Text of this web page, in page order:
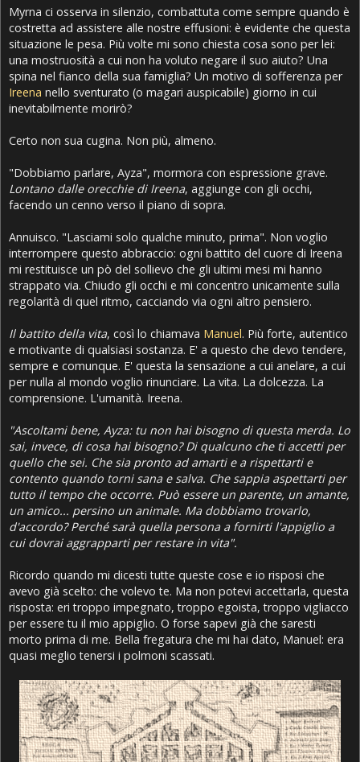
Myrna ci osserva in silenzio, combattuta come sempre quando è
costretta ad assistere alle nostre effusioni: è evidente che questa
situazione le pesa. Più volte mi sono chiesta cosa sono per lei:
una mostruosità a cui non ha voluto negare il suo aiuto? Una
spina nel fianco della sua famiglia? Un motivo di sofferenza per
Ireena nello sventurato (o magari auspicabile) giorno in cui
inevitabilmente morirò?
Certo non sua cugina. Non più, almeno.
"Dobbiamo parlare, Ayza", mormora con espressione grave.
Lontano dalle orecchie di Ireena, aggiunge con gli occhi,
facendo un cenno verso il piano di sopra.
Annuisco. "Lasciami solo qualche minuto, prima". Non voglio
interrompere questo abbraccio: ogni battito del cuore di Ireena
mi restituisce un pò del sollievo che gli ultimi mesi mi hanno
strappato via. Chiudo gli occhi e mi concentro unicamente sulla
regolarità di quel ritmo, cacciando via ogni altro pensiero.
Il battito della vita, così lo chiamava Manuel. Più forte, autentico
e motivante di qualsiasi sostanza. E' a questo che devo tendere,
sempre e comunque. E' questa la sensazione a cui anelare, a cui
per nulla al mondo voglio rinunciare. La vita. La dolcezza. La
comprensione. L'umanità. Ireena.
"Ascoltami bene, Ayza: tu non hai bisogno di questa merda. Lo
sai, invece, di cosa hai bisogno? Di qualcuno che ti accetti per
quello che sei. Che sia pronto ad amarti e a rispettarti e
contento quando torni sana e salva. Che sappia aspettarti per
tutto il tempo che occorre. Può essere un parente, un amante,
un amico... persino un animale. Ma dobbiamo trovarlo,
d'accordo? Perché sarà quella persona a fornirti l'appiglio a
cui dovrai aggrapparti per restare in vita".
Ricordo quando mi dicesti tutte queste cose e io risposi che
avevo già scelto: che volevo te. Ma non potevi accettarla, questa
risposta: eri troppo impegnato, troppo egoista, troppo vigliacco
per essere tu il mio appiglio. O forse sapevi già che saresti
morto prima di me. Bella fregatura che mi hai dato, Manuel: era
quasi meglio tenersi i polmoni scassati.